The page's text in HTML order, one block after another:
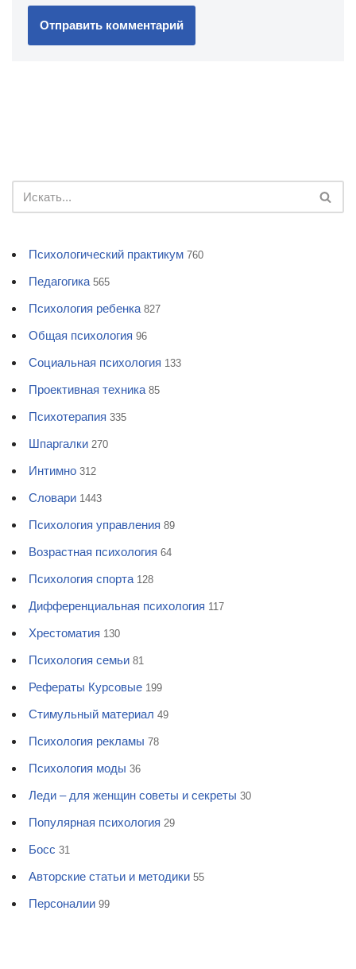
Психологический практикум 760
Педагогика 565
Психология ребенка 827
Общая психология 96
Социальная психология 133
Проективная техника 85
Психотерапия 335
Шпаргалки 270
Интимно 312
Словари 1443
Психология управления 89
Возрастная психология 64
Психология спорта 128
Дифференциальная психология 117
Хрестоматия 130
Психология семьи 81
Рефераты Курсовые 199
Стимульный материал 49
Психология рекламы 78
Психология моды 36
Леди – для женщин советы и секреты 30
Популярная психология 29
Босс 31
Авторские статьи и методики 55
Персоналии 99